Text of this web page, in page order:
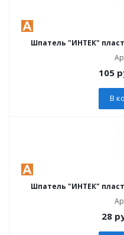
Шпатель "ИНТЕК"
105
В
Шпатель "ИНТЕК"
28